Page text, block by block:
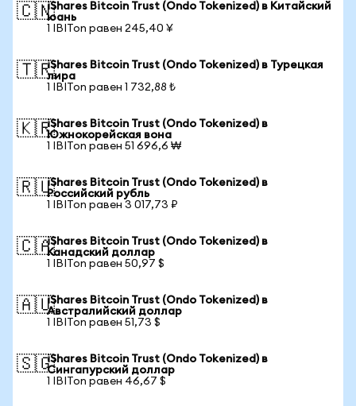
🇨🇳iShares Bitcoin Trust (Ondo Tokenized) в Китайский
юань
1 IBITon равен 245,40 ¥
🇹🇷iShares Bitcoin Trust (Ondo Tokenized) в Турецкая
лира
1 IBITon равен 1 732,88 ₺
🇰🇷iShares Bitcoin Trust (Ondo Tokenized) в
Южнокорейская вона
1 IBITon равен 51 696,6 ₩
🇷🇺iShares Bitcoin Trust (Ondo Tokenized) в
Российский рубль
1 IBITon равен 3 017,73 ₽
🇨🇦iShares Bitcoin Trust (Ondo Tokenized) в
Канадский доллар
1 IBITon равен 50,97 $
🇦🇺iShares Bitcoin Trust (Ondo Tokenized) в
Австралийский доллар
1 IBITon равен 51,73 $
🇸🇬iShares Bitcoin Trust (Ondo Tokenized) в
Сингапурский доллар
1 IBITon равен 46,67 $